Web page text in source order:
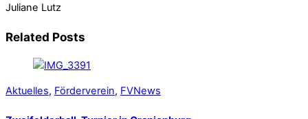
Juliane Lutz
Related Posts
Aktuelles, Förderverein, FVNews